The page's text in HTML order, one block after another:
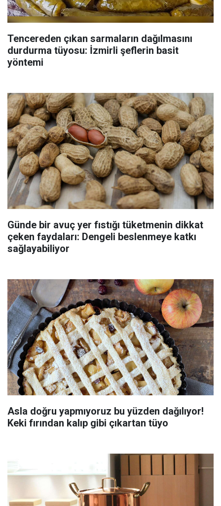
Tencereden çıkan sarmaların dağılmasını
durdurma tüyosu: İzmirli şeflerin basit
yöntemi
Günde bir avuç yer fıstığı tüketmenin dikkat
çeken faydaları: Dengeli beslenmeye katkı
sağlayabiliyor
Asla doğru yapmıyoruz bu yüzden dağılıyor!
Keki fırından kalıp gibi çıkartan tüyo